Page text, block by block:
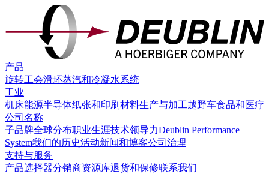
产品
旋转工会滑环蒸汽和冷凝水系统
工业
机床能源半导体纸张和印刷材料生产与加工越野车食品和医疗
公司名称
子品牌全球分布职业生涯技术领导力Deublin Performance
System我们的历史活动新闻和博客公司治理
支持与服务
产品选择器分销商资源库退货和保修联系我们